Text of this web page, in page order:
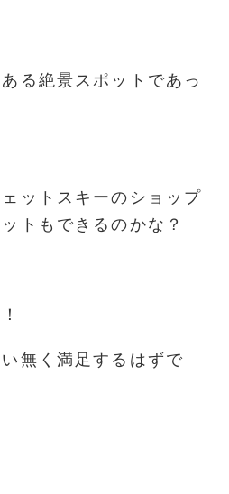
る絶景スポットであっ
ットスキーのショップ
トもできるのかな？
無く満足するはずで